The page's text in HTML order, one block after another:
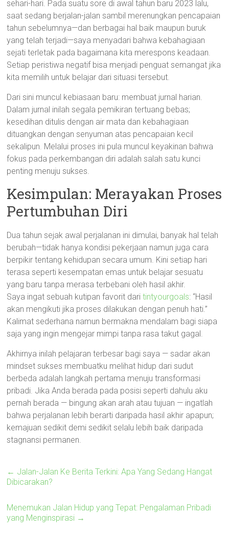
sehari-hari. Pada suatu sore di awal tahun baru 2023 lalu,
saat sedang berjalan-jalan sambil merenungkan pencapaian
tahun sebelumnya—dan berbagai hal baik maupun buruk
yang telah terjadi—saya menyadari bahwa kebahagiaan
sejati terletak pada bagaimana kita merespons keadaan.
Setiap peristiwa negatif bisa menjadi penguat semangat jika
kita memilih untuk belajar dari situasi tersebut.
Dari sini muncul kebiasaan baru: membuat jurnal harian.
Dalam jurnal inilah segala pemikiran tertuang bebas;
kesedihan ditulis dengan air mata dan kebahagiaan
dituangkan dengan senyuman atas pencapaian kecil
sekalipun. Melalui proses ini pula muncul keyakinan bahwa
fokus pada perkembangan diri adalah salah satu kunci
penting menuju sukses.
Kesimpulan: Merayakan Proses
Pertumbuhan Diri
Dua tahun sejak awal perjalanan ini dimulai, banyak hal telah
berubah—tidak hanya kondisi pekerjaan namun juga cara
berpikir tentang kehidupan secara umum. Kini setiap hari
terasa seperti kesempatan emas untuk belajar sesuatu
yang baru tanpa merasa terbebani oleh hasil akhir.
Saya ingat sebuah kutipan favorit daritintyourgoals: “Hasil
akan mengikuti jika proses dilakukan dengan penuh hati.”
Kalimat sederhana namun bermakna mendalam bagi siapa
saja yang ingin mengejar mimpi tanpa rasa takut gagal.
Akhirnya inilah pelajaran terbesar bagi saya — sadar akan
mindset sukses membuatku melihat hidup dari sudut
berbeda adalah langkah pertama menuju transformasi
pribadi. Jika Anda berada pada posisi seperti dahulu aku
pernah berada — bingung akan arah atau tujuan — ingatlah
bahwa perjalanan lebih berarti daripada hasil akhir apapun;
kemajuan sedikit demi sedikit selalu lebih baik daripada
stagnansi permanen.
← Jalan-Jalan Ke Berita Terkini: Apa Yang Sedang Hangat
Dibicarakan?
Menemukan Jalan Hidup yang Tepat: Pengalaman Pribadi
yang Menginspirasi →